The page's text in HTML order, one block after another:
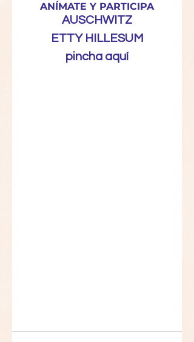
ANÍMATE Y PARTICIPA
AUSCHWITZ
ETTY HILLESUM
pincha aquí